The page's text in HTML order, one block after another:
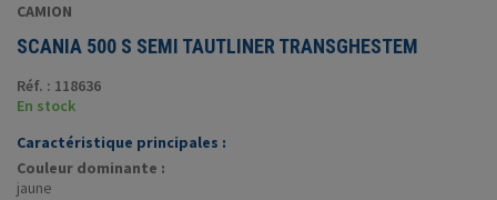
CAMION
SCANIA 500 S SEMI TAUTLINER TRANSGHESTEM
Réf. : 118636
En stock
Caractéristique principales :
Couleur dominante :
jaune